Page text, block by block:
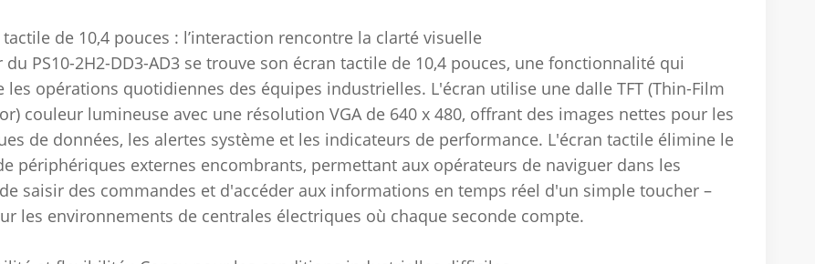
tactile de 10,4 pouces : l’interaction rencontre la clarté visuelle
PS10-2H2-DD3-AD3 se trouve son écran tactile de 10,4 pouces, une fonctionnalité qui
les opérations quotidiennes des équipes industrielles. L'écran utilise une dalle TFT (Thin-Film
couleur lumineuse avec une résolution VGA de 640 x 480, offrant des images nettes pour les
de données, les alertes système et les indicateurs de performance. L'écran tactile élimine le
périphériques externes encombrants, permettant aux opérateurs de naviguer dans les
saisir des commandes et d'accéder aux informations en temps réel d'un simple toucher –
les environnements de centrales électriques où chaque seconde compte.